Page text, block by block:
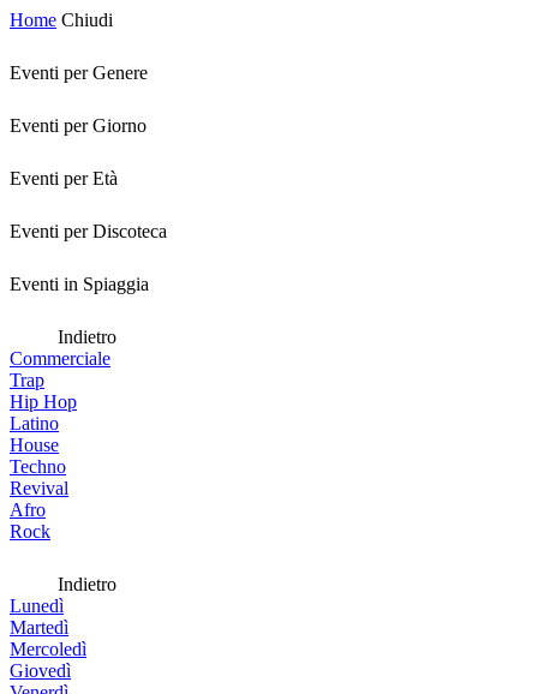
Home Chiudi
Eventi per Genere
Eventi per Giorno
Eventi per Età
Eventi per Discoteca
Eventi in Spiaggia
Indietro
Commerciale
Trap
Hip Hop
Latino
House
Techno
Revival
Afro
Rock
Indietro
Lunedì
Martedì
Mercoledì
Giovedì